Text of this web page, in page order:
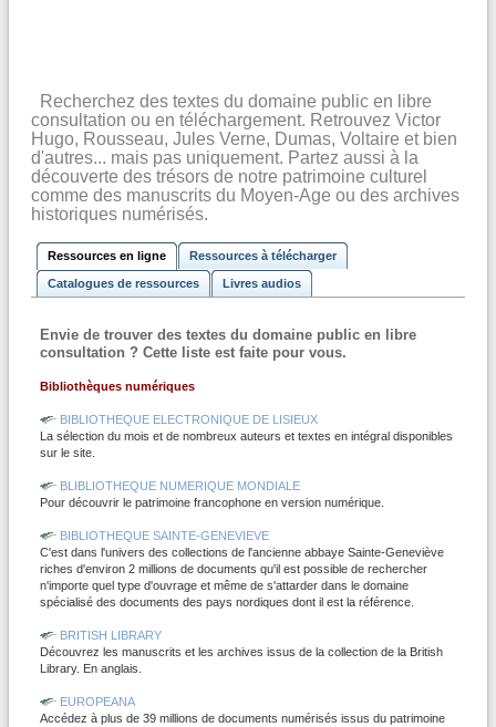
Recherchez des textes du domaine public en libre
consultation ou en téléchargement. Retrouvez Victor
Hugo, Rousseau, Jules Verne, Dumas, Voltaire et bien
d'autres... mais pas uniquement. Partez aussi à la
découverte des trésors de notre patrimoine culturel
comme des manuscrits du Moyen-Age ou des archives
historiques numérisés.
Ressources en ligne Ressources à télécharger
Catalogues de ressources Livres audios
Envie de trouver des textes du domaine public en libre
consultation ? Cette liste est faite pour vous.
Bibliothèques numériques
BIBLIOTHEQUE ELECTRONIQUE DE LISIEUX
La sélection du mois et de nombreux auteurs et textes en intégral disponibles
sur le site.
BLIBLIOTHEQUE NUMERIQUE MONDIALE
Pour découvrir le patrimoine francophone en version numérique.
BIBLIOTHEQUE SAINTE-GENEVIEVE
C'est dans l'univers des collections de l'ancienne abbaye Sainte-Geneviève
riches d'environ 2 millions de documents qu'il est possible de rechercher
n'importe quel type d'ouvrage et même de s'attarder dans le domaine
spécialisé des documents des pays nordiques dont il est la référence.
BRITISH LIBRARY
Découvrez les manuscrits et les archives issus de la collection de la British
Library. En anglais.
EUROPEANA
Accédez à plus de 39 millions de documents numérisés issus du patrimoine